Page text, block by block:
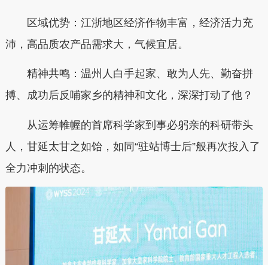
区域优势：江浙地区经济作物丰富，经济活力充
沛，高品质农产品需求大，气候宜居。
精神共鸣：温州人白手起家、敢为人先、勤奋拼
搏、成功后反哺家乡的精神和文化，深深打动了他？
从运筹帷幄的首席科学家到事必躬亲的科研带头
人，甘延太甘之如饴，如同“驻站博士后”般再次投入了
全力冲刺的状态。